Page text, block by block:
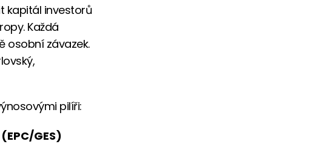
kapitál investorů
Každá
osobní závazek.
pilíři:
GES)